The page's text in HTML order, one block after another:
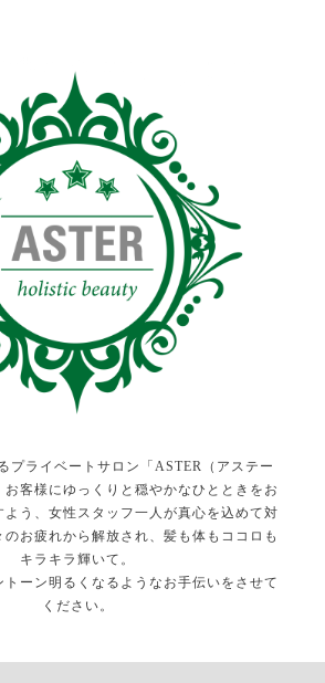
プライベートサロン「ASTER（アステー
お客様にゆっくりと穏やかなひとときをお
う、女性スタッフ一人が真心を込めて対
のお疲れから解放され、髪も体もココロも
キラキラ輝いて。
トーン明るくなるようなお手伝いをさせて
ください。